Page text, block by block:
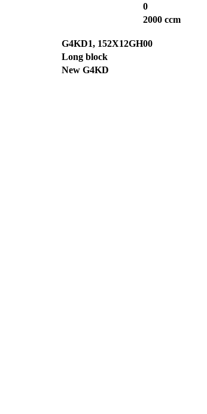
0
2000 ccm
G4KD1, 152X12GH00
Long block
New G4KD